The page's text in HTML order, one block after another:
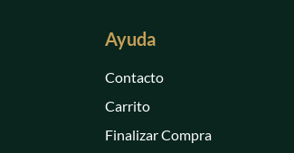
Ayuda
Contacto
Carrito
Finalizar Compra